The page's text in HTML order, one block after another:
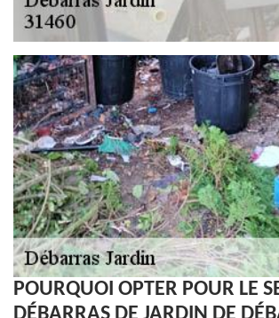
POURQUOI OPTER POUR LE